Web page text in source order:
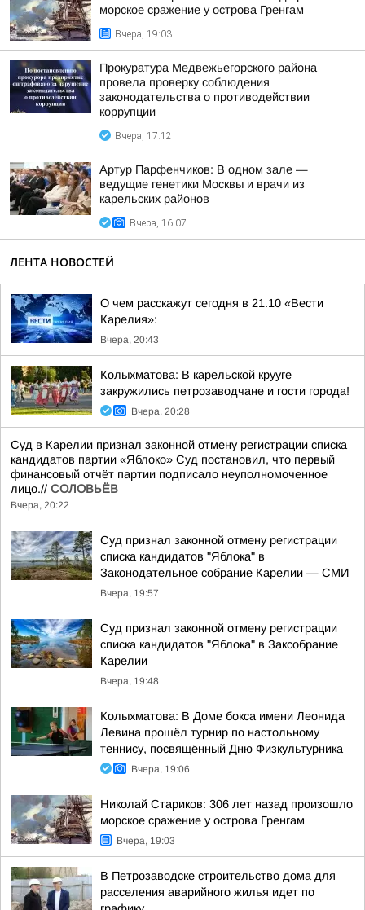
морское сражение у острова Гренгам
Вчера, 19:03
Прокуратура Медвежьегорского района
провела проверку соблюдения
законодательства о противодействии
коррупции
Вчера, 17:12
Артур Парфенчиков: В одном зале —
ведущие генетики Москвы и врачи из
карельских районов
Вчера, 16:07
ЛЕНТА НОВОСТЕЙ
О чем расскажут сегодня в 21.10 «Вести
Карелия»:
Вчера, 20:43
Колыхматова: В карельской крууге
закружились петрозаводчане и гости города!
Вчера, 20:28
Суд в Карелии признал законной отмену регистрации списка
кандидатов партии «Яблоко» Суд постановил, что первый
финансовый отчёт партии подписало неуполномоченное
лицо.// СОЛОВЬЁВ
Вчера, 20:22
Суд признал законной отмену регистрации
списка кандидатов "Яблока" в
Законодательное собрание Карелии — СМИ
Вчера, 19:57
Суд признал законной отмену регистрации
списка кандидатов "Яблока" в Заксобрание
Карелии
Вчера, 19:48
Колыхматова: В Доме бокса имени Леонида
Левина прошёл турнир по настольному
теннису, посвящённый Дню Физкультурника
Вчера, 19:06
Николай Стариков: 306 лет назад произошло
морское сражение у острова Гренгам
Вчера, 19:03
В Петрозаводске строительство дома для
расселения аварийного жилья идет по